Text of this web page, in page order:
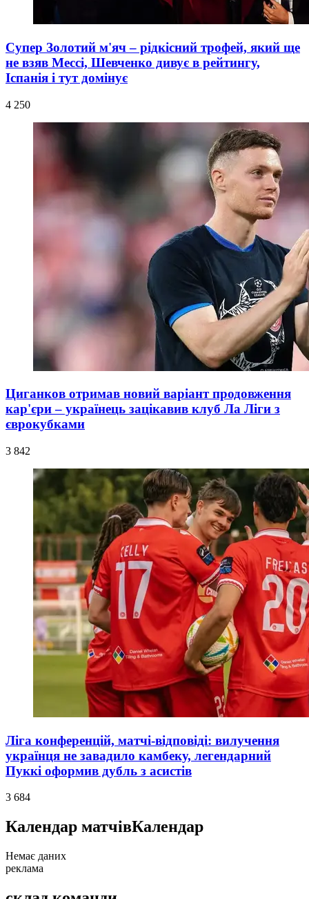
Супер Золотий м'яч – рідкісний трофей, який ще
не взяв Мессі, Шевченко дивує в рейтингу,
Іспанія і тут домінує
4 250
Циганков отримав новий варіант продовження
кар'єри – українець зацікавив клуб Ла Ліги з
єврокубками
3 842
Ліга конференцій, матчі-відповіді: вилучення
українця не завадило камбеку, легендарний
Пуккі оформив дубль з асистів
3 684
Календар матчівКалендар
Немає даних
реклама